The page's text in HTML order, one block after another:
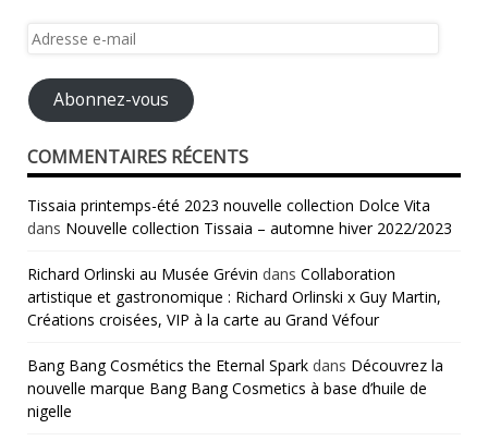
Adresse
mail
Abonnez-vous
COMMENTAIRES RÉCENTS
Tissaia printemps-été 2023 nouvelle collection Dolce Vita
dans Nouvelle collection Tissaia – automne hiver 2022/2023
Richard Orlinski au Musée Grévin dans Collaboration
artistique et gastronomique : Richard Orlinski x Guy Martin,
Créations croisées, VIP à la carte au Grand Véfour
Bang Bang Cosmétics the Eternal Spark dans Découvrez la
nouvelle marque Bang Bang Cosmetics à base d’huile de
nigelle